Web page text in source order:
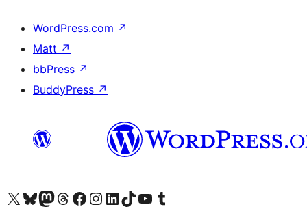
WordPress.com ↗
Matt ↗
bbPress ↗
BuddyPress ↗
Visit our X (formerly Twitter) account
Visit our Bluesky account
Visit our Mastodon account
Visit our Threads account
Visit our Facebook page
Visit our Instagram account
Visit our LinkedIn account
Visit our TikTok account
Visit our YouTube channel
Visit our Tumblr account